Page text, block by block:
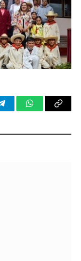
TelegramWhatsApp
Copy